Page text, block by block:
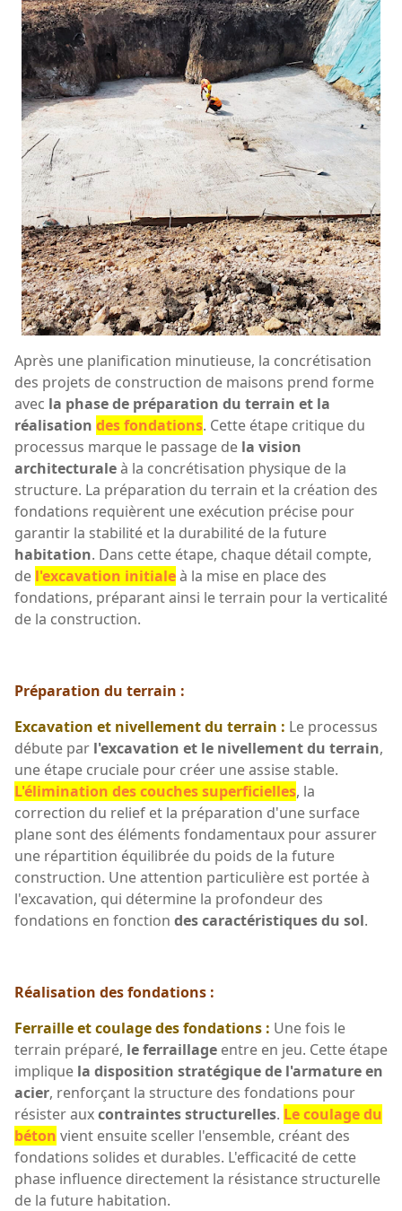
Après une planification minutieuse, la concrétisation
des projets de construction de maisons prend forme
avec la phase de préparation du terrain et la
réalisation des fondations. Cette étape critique du
processus marque le passage de la vision
architecturaleà la concrétisation physique de la
structure. La préparation du terrain et la création des
fondations requièrent une exécution précise pour
garantir la stabilité et la durabilité de la future
habitation. Dans cette étape, chaque détail compte,
de l'excavation initialeà la mise en place des
fondations, préparant ainsi le terrain pour la verticalité
de la construction.
Préparation du terrain :
Excavation et nivellement du terrain : Le processus
débute par l'excavation et le nivellement du terrain,
une étape cruciale pour créer une assise stable.
L'élimination des couches superficielles, la
correction du relief et la préparation d'une surface
plane sont des éléments fondamentaux pour assurer
une répartition équilibrée du poids de la future
construction. Une attention particulière est portée à
l'excavation, qui détermine la profondeur des
fondations en fonction des caractéristiques du sol.
Réalisation des fondations :
Ferraille et coulage des fondations : Une fois le
terrain préparé, le ferraillage entre en jeu. Cette étape
implique la disposition stratégique de l'armature en
acier, renforçant la structure des fondations pour
résister auxcontraintes structurelles. Le coulage du
béton vient ensuite sceller l'ensemble, créant des
fondations solides et durables. L'efficacité de cette
phase influence directement la résistance structurelle
de la future habitation.